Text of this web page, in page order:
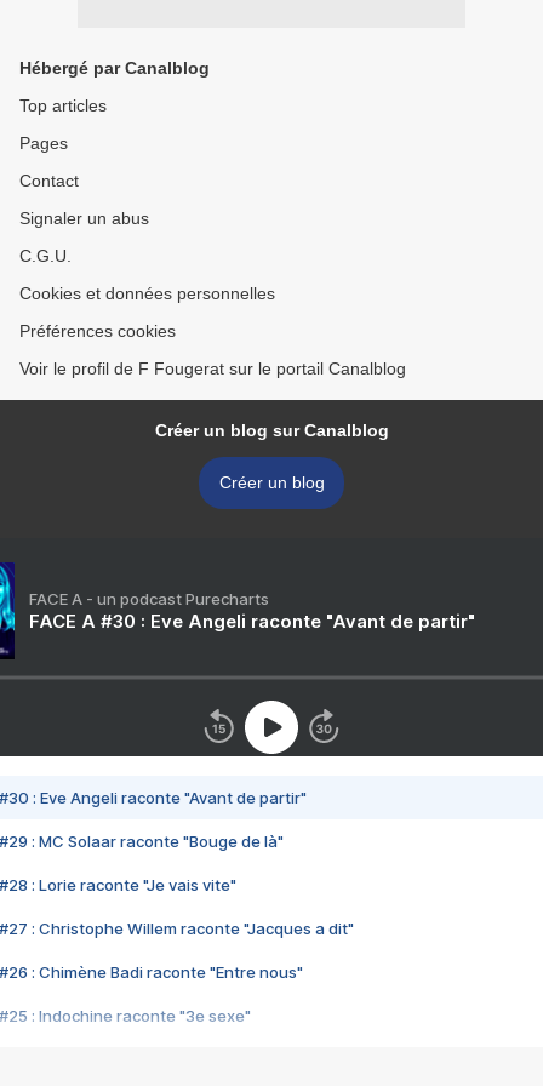
Hébergé par Canalblog
Top articles
Pages
Contact
Signaler un abus
C.G.U.
Cookies et données personnelles
Préférences cookies
Voir le profil de F Fougerat sur le portail Canalblog
Créer un blog sur Canalblog
Créer un blog
FACE A - un podcast Purecharts
FACE A #30 : Eve Angeli raconte "Avant de partir"
#30 : Eve Angeli raconte "Avant de partir"
#29 : MC Solaar raconte "Bouge de là"
#28 : Lorie raconte "Je vais vite"
#27 : Christophe Willem raconte "Jacques a dit"
#26 : Chimène Badi raconte "Entre nous"
#25 : Indochine raconte "3e sexe"